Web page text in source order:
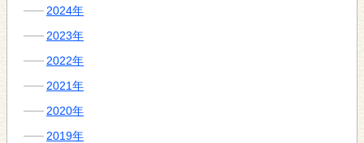
2024年
2023年
2022年
2021年
2020年
2019年